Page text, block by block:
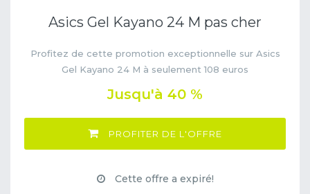
Asics Gel Kayano 24 M pas cher
Profitez de cette promotion exceptionnelle sur Asics
Gel Kayano 24 M à seulement 108 euros
Jusqu'à 40 %
PROFITER DE L'OFFRE
Cette offre a expiré!